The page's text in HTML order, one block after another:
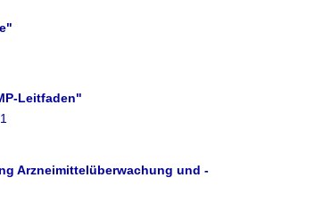
Leitfaden"
Arzneimittelüberwachung und -